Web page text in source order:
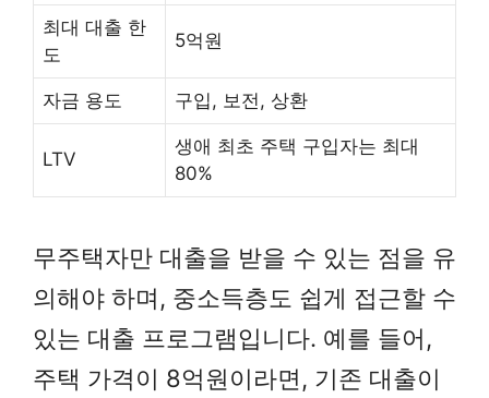
최대 대출 한
도
5억원
자금 용도 구입, 보전, 상환
LTV
생애 최초 주택 구입자는 최대
80%
무주택자만 대출을 받을 수 있는 점을 유
의해야 하며, 중소득층도 쉽게 접근할 수
있는 대출 프로그램입니다. 예를 들어,
주택 가격이 8억원이라면, 기존 대출이